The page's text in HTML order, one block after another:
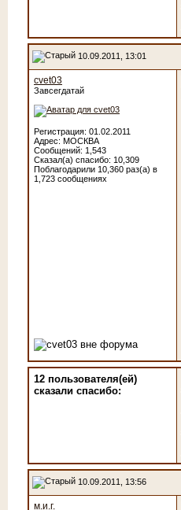
10.09.2011, 13:01
cvet03
Завсегдатай
Регистрация: 01.02.2011
Адрес: МОСКВА
Сообщений: 1,543
Сказал(а) спасибо: 10,309
Поблагодарили 10,360 раз(а) в
1,723 сообщениях
12 пользователя(ей)
сказали cпасибо:
10.09.2011, 13:56
м.и.г.